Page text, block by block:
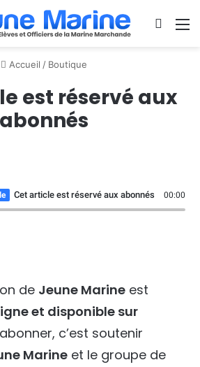
Accueil / Boutique
est réservé aux
abonnés
Cet article est réservé aux abonnés 00:00
de Jeune Marine est
et disponible sur
c’est soutenir
Marine et le groupe de